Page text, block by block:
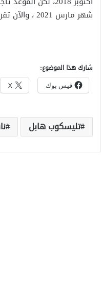
شهر مارس 2021 ، والآن تقرر إطلاقه في 31 أكتوبر 2021.
شارك هذا الموضوع:
فيس بوك X
تليسكوب هابل